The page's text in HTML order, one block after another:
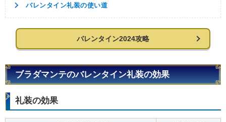
バレンタイン礼装の使い道
バレンタイン2024攻略
ブラダマンテのバレンタイン礼装の効果
礼装の効果